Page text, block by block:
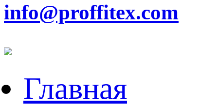
info@proffitex.com
Главная